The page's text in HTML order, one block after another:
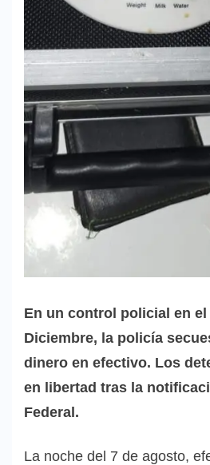
En un control policial en el
Diciembre, la policía
dinero en efectivo. Los
en libertad tras la
Federal.
La noche del 7 de agosto,